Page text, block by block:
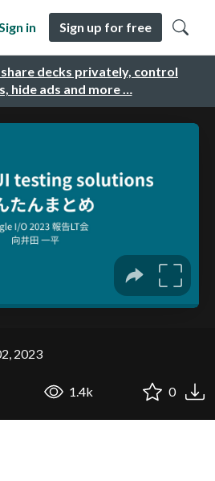
decks privately, control
hide ads and more …
in Sign up for free
2023
1.4k 0